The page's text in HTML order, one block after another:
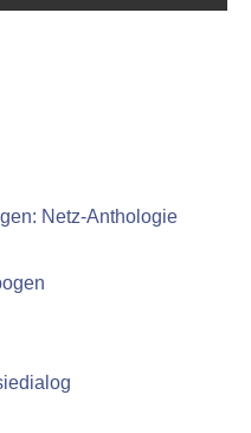
Netz-Anthologie